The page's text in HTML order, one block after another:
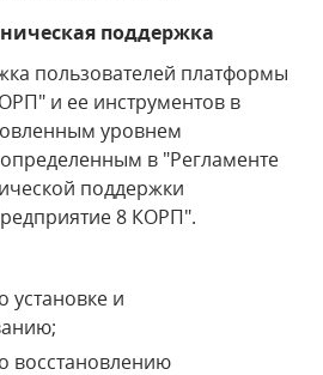
поддержка
пользователей платформы
и ее инструментов в
уровнем
в "Регламенте
поддержки
8 КОРП".
установке и
восстановлению